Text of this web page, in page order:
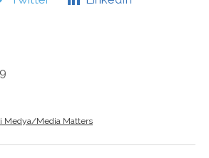
Medya/Media Matters